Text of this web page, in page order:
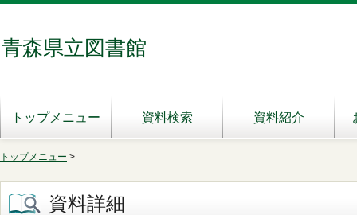
青森県立図書館
トップメニュー 資料検索 資料紹介
トップメニュー >
資料詳細